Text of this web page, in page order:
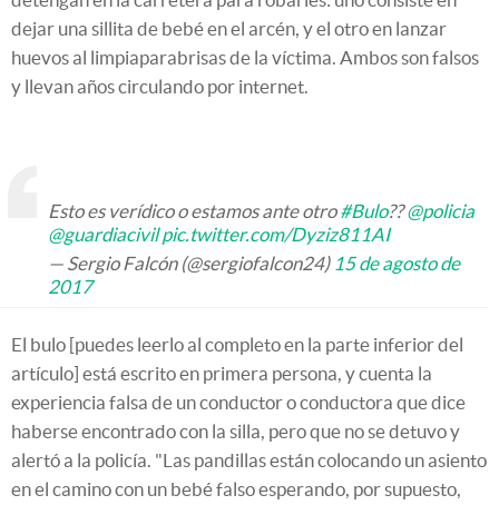
dejar una sillita de bebé en el arcén, y el otro en lanzar
huevos al limpiaparabrisas de la víctima. Ambos son falsos
y llevan años circulando por internet.
Esto es verídico o estamos ante otro#Bulo??@policia
@guardiacivil pic.twitter.com/Dyziz811AI
— Sergio Falcón (@sergiofalcon24) 15 de agosto de
2017
El bulo [puedes leerlo al completo en la parte inferior del
artículo] está escrito en primera persona, y cuenta la
experiencia falsa de un conductor o conductora que dice
haberse encontrado con la silla, pero que no se detuvo y
alertó a la policía. "Las pandillas están colocando un asiento
en el camino con un bebé falso esperando, por supuesto,